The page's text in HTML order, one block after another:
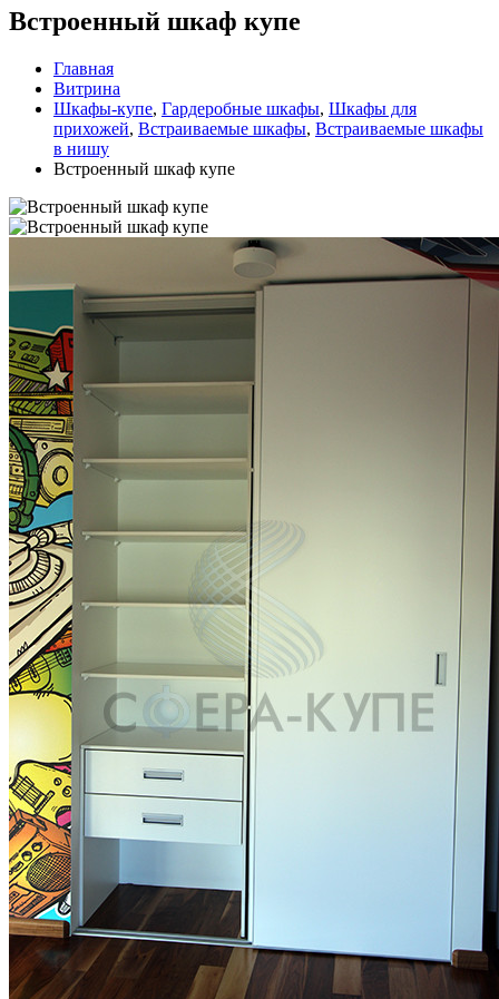
Встроенный шкаф купе
Главная
Витрина
Шкафы-купе, Гардеробные шкафы, Шкафы для
прихожей, Встраиваемые шкафы, Встраиваемые шкафы
в нишу
Встроенный шкаф купе